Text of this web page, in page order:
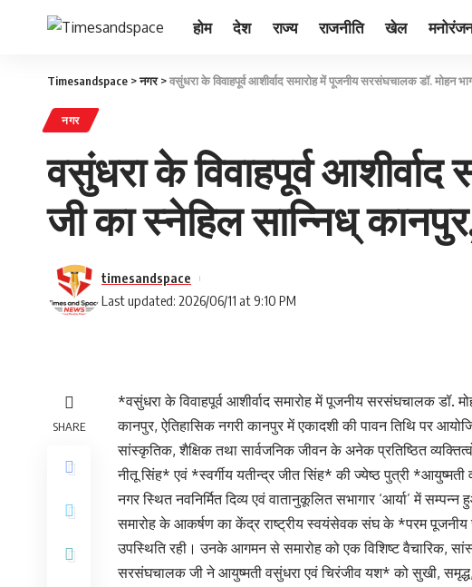
होम देश राज्य राजनीति खेल
Timesandspace >नगर>वसुंधरा के विवाहपूर्व आशीर्वाद समारोह में पूजनीय सरसंघचालक डॉ. मोहन
नगर
वसुंधरा के विवाहपूर्व
जी का स्नेहिल सान्निध्
Last updated: 2026/06/11 at 9:10 PM
timesandspace
SHARE
*वसुंधरा के विवाहपूर्व आशीर्वाद समारोह में पूजनीय सरसंघचालक डॉ.
कानपुर, ऐतिहासिक नगरी कानपुर में एकादशी की पावन तिथि पर
सांस्कृतिक, शैक्षिक तथा सार्वजनिक जीवन के अनेक प्रतिष्ठित
नीतू सिंह* एवं *स्वर्गीय यतीन्द्र जीत सिंह* की ज्येष्ठ पुत्री
नगर स्थित नवनिर्मित दिव्य एवं वातानुकूलित सभागार ‘आर्या’ में सम्पन्न
समारोह के आकर्षण का केंद्र राष्ट्रीय स्वयंसेवक संघ के *परम पूजनीय
उपस्थिति रही। उनके आगमन से समारोह को एक विशिष्ट वैचारिक,
सरसंघचालक जी ने आयुष्मती वसुंधरा एवं चिरंजीव यश* को सुखी, समृद्ध,